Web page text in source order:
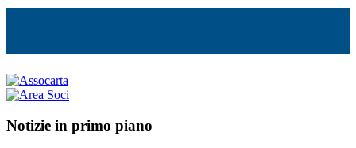
Notizie in primo piano